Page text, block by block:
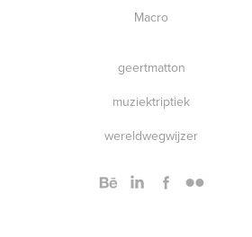
Macro
geertmatton
muziektriptiek
wereldwegwijzer